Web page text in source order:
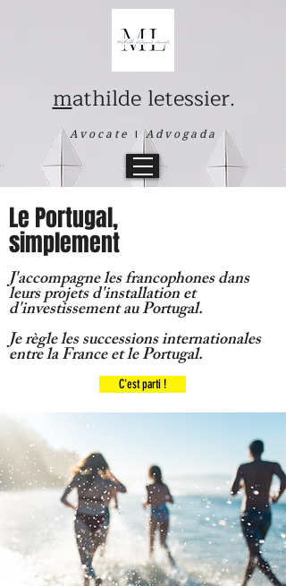
mathilde letessier.
Avocate IAdvogada
Le Portugal,
simplement
J'accompagne les francophones dans
leurs projets d'installation et
d'investissement au Portugal.
Je règle les successions internationales
entre la France et le Portugal.
C'est parti !